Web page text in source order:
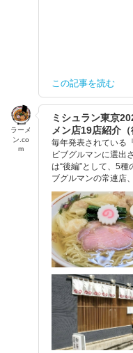
この記事を読む
ラーメ
ン.co
m
ミシュラン東京
メン店19店紹介（
毎年発表されている
ビブグルマンに選出
は“後編”として、5
ブグルマンの常連店、